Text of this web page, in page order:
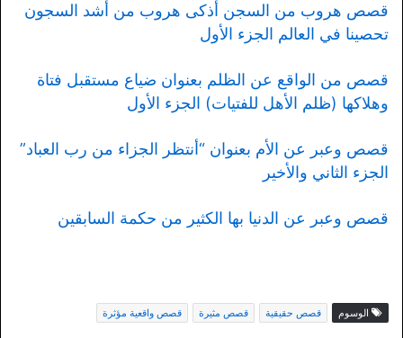
قصص هروب من السجن أذكى هروب من أشد السجون
تحصينا في العالم الجزء الأول
قصص من الواقع عن الظلم بعنوان ضياع مستقبل فتاة
وهلاكها (ظلم الأهل للفتيات) الجزء الأول
قصص وعبر عن الأم بعنوان “أنتظر الجزاء من رب العباد”
الجزء الثاني والأخير
قصص وعبر عن الدنيا بها الكثير من حكمة السابقين
الوسوم قصص حقيقية قصص مثيرة قصص واقعية مؤثرة